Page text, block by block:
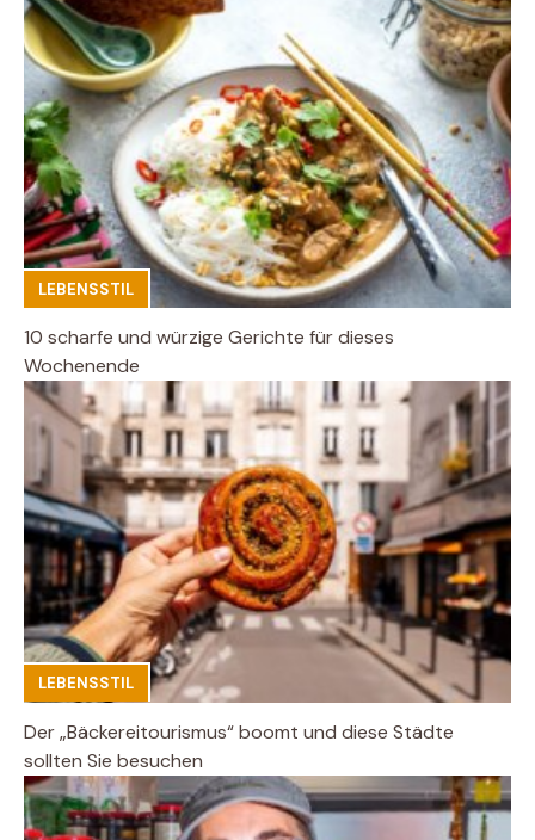
LEBENSSTIL
10 scharfe und würzige Gerichte für dieses
Wochenende
LEBENSSTIL
Der „Bäckereitourismus“ boomt und diese Städte
sollten Sie besuchen